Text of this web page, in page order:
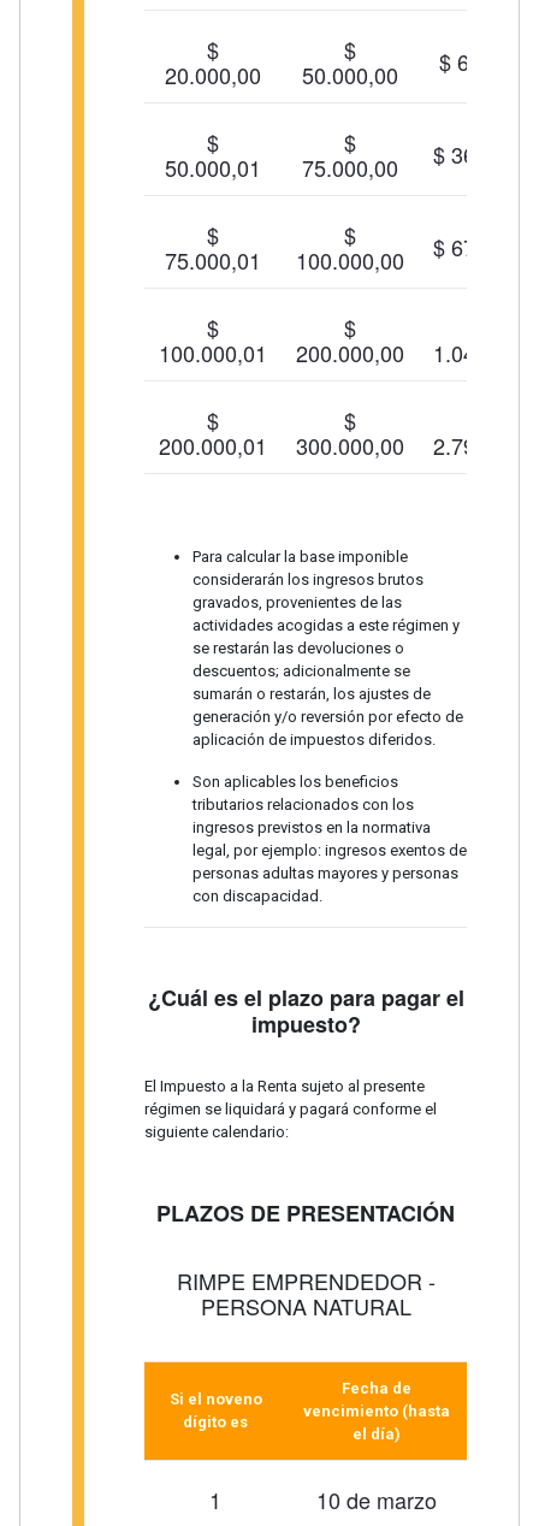
$
20.000,00
$
50.000,00
$ 60,00
$
50.000,01
$
75.000,00
$ 360,00
$
75.000,01
$
100.000,00
$ 672,50
$
100.000,01
$
200.000,00
1.047,50
$
200.000,01
$
300.000,00
2.797,52
Para calcular la base imponible
considerarán los ingresos brutos
gravados, provenientes de las
actividades acogidas a este régimen y
se restarán las devoluciones o
descuentos; adicionalmente se
sumarán o restarán, los ajustes de
generación y/o reversión por efecto de
aplicación de impuestos diferidos.
Son aplicables los beneficios
tributarios relacionados con los
ingresos previstos en la normativa
legal, por ejemplo: ingresos exentos de
personas adultas mayores y personas
con discapacidad.
¿Cuál es el plazo para pagar el
impuesto?
El Impuesto a la Renta sujeto al presente
régimen se liquidará y pagará conforme el
siguiente calendario:
PLAZOS DE PRESENTACIÓN
RIMPE EMPRENDEDOR -
PERSONA NATURAL
Si el noveno
dígito es
Fecha de
vencimiento (hasta
el día)
1 10 de marzo